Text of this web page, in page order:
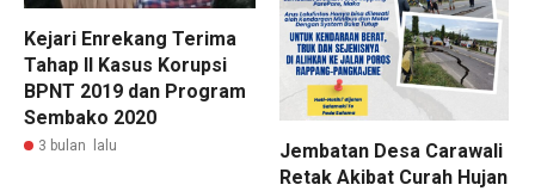
Kejari Enrekang Terima
Tahap II Kasus Korupsi
BPNT 2019 dan Program
Sembako 2020
3 bulan lalu
Jembatan Desa Carawali
Retak Akibat Curah Hujan